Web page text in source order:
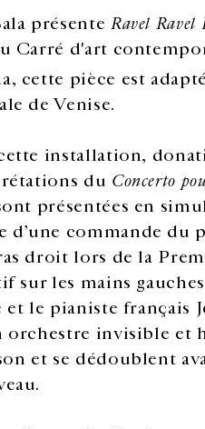
présente Ravel Ravel
Carré d'art
cette pièce est
de Venise.
installation,
du Concerto
présentées en
d’une commande du
droit lors de la
sur les mains
le pianiste français
orchestre invisible et
et se dédoublent